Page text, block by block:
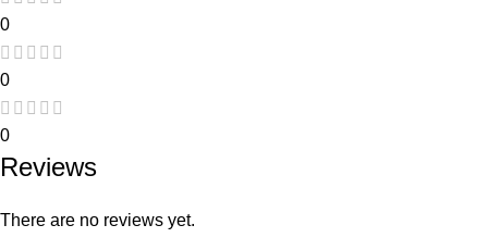
0
0
0
Reviews
There are no reviews yet.